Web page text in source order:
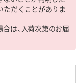
ただくことがありま
は、入荷次第のお届